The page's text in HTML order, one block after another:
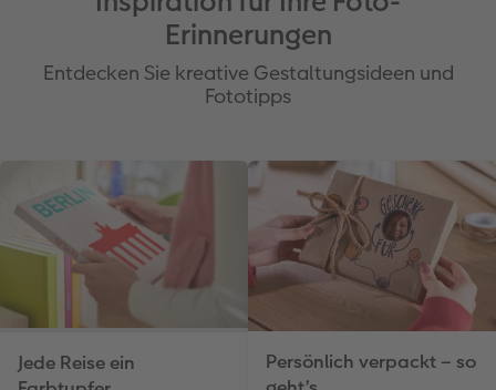
Erinnerungen
Entdecken Sie kreative Gestaltungsideen und
Fototipps
Jede Reise ein
Persönlich verpackt – so